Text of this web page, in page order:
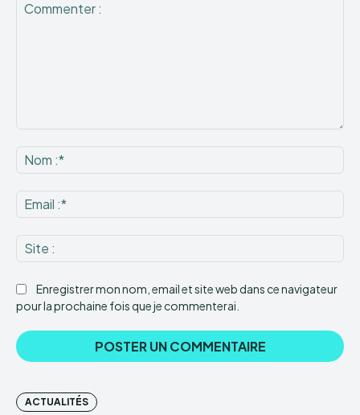
:*
:*
:
Enregistrer mon nom, email et site web dans ce navigateur
pour la prochaine fois que je commenterai.
ACTUALITÉS